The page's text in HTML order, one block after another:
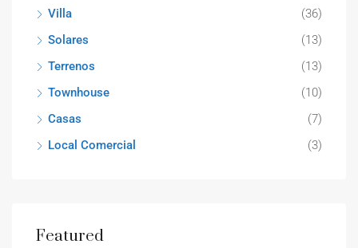
Villa
(36)
Solares
(13)
Terrenos
(13)
Townhouse
(10)
Casas
(7)
Local Comercial
(3)
Featured